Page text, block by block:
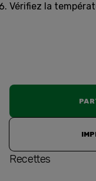
Vérifiez la
Recettes